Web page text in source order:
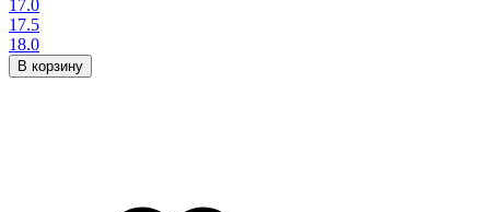
17.0
17.5
18.0
В корзину